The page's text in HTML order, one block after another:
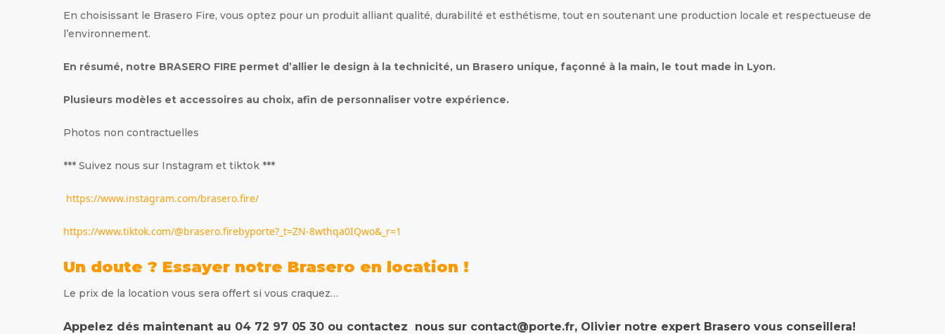
En choisissant le Brasero Fire, vous optez pour un produit alliant qualité, durabilité et esthétisme, tout en soutenant une production locale et respectueuse de
l’environnement.
En résumé, notre BRASERO FIRE permet d’allier le design à la technicité, un Brasero unique, façonné à la main, le tout made in Lyon.
Plusieurs modèles et accessoires au choix, afin de personnaliser votre expérience.
Photos non contractuelles
*** Suivez nous sur Instagram et tiktok ***
https://www.instagram.com/brasero.fire/
https://www.tiktok.com/@brasero.firebyporte?_t=ZN-8wthqa0IQwo&_r=1
Un doute ? Essayer notre Brasero en location !
Le prix de la location vous sera offert si vous craquez…
Appelez dés maintenant au 04 72 97 05 30 ou contactez nous sur contact@porte.fr, Olivier notre expert Brasero vous conseillera!